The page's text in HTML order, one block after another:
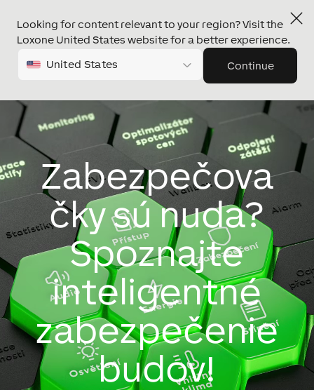
Looking for content relevant to your region? Visit the
Loxone United States website for a better experience.
United States Continue
Video
prehrávač
Zabezpečova
čky sú nuda?
Spoznajte
inteligentné
zabezpečenie
budov!